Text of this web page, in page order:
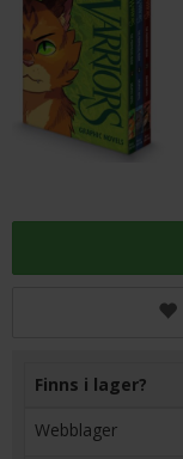
Finns i lager?
Webblager